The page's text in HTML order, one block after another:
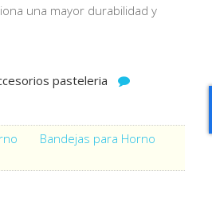
una mayor durabilidad y
pasteleria
Bandejas para Horno